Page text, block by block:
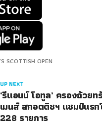
SCOTTISH OPEN
UP NEXT
‘รีแอนน์ โอทูล’ ครองถ้วย
เมนส์ สกอตติชฯ แชมป์แร
228 รายการ